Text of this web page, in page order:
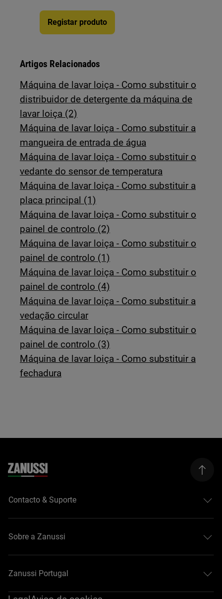
Registar produto
Artigos Relacionados
Máquina de lavar loiça - Como substituir o
distribuidor de detergente da máquina de
lavar loiça (2)
Máquina de lavar loiça - Como substituir a
mangueira de entrada de água
Máquina de lavar loiça - Como substituir o
vedante do sensor de temperatura
Máquina de lavar loiça - Como substituir a
placa principal (1)
Máquina de lavar loiça - Como substituir o
painel de controlo (2)
Máquina de lavar loiça - Como substituir o
painel de controlo (1)
Máquina de lavar loiça - Como substituir o
painel de controlo (4)
Máquina de lavar loiça - Como substituir a
vedação circular
Máquina de lavar loiça - Como substituir o
painel de controlo (3)
Máquina de lavar loiça - Como substituir a
fechadura
Contacto & Suporte
Sobre a Zanussi
Zanussi Portugal